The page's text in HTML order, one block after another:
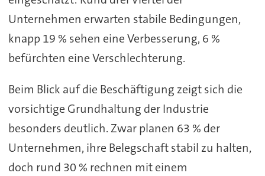
Unternehmen erwarten stabile Bedingungen,
knapp 19 % sehen eine Verbesserung, 6 %
befürchten eine Verschlechterung.
Beim Blick auf die Beschäftigung zeigt sich die
vorsichtige Grundhaltung der Industrie
besonders deutlich. Zwar planen 63 % der
Unternehmen, ihre Belegschaft stabil zu halten,
doch rund 30 % rechnen mit einem